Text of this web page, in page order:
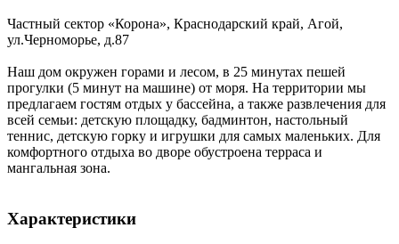
Частный сектор «Корона», Краснодарский край, Агой,
ул.Черноморье, д.87
Наш дом окружен горами и лесом, в 25 минутах пешей
прогулки (5 минут на машине) от моря. На территории мы
предлагаем гостям отдых у бассейна, а также развлечения для
всей семьи: детскую площадку, бадминтон, настольный
теннис, детскую горку и игрушки для самых маленьких. Для
комфортного отдыха во дворе обустроена терраса и
мангальная зона.
Характеристики